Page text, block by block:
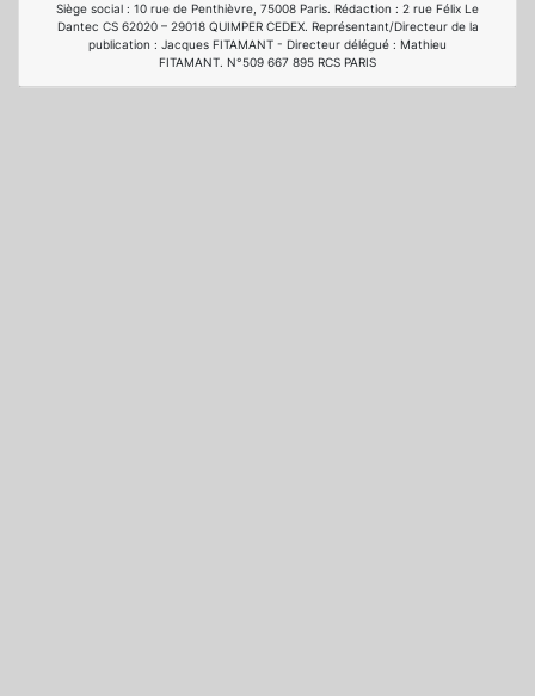
Siège social : 10 rue de Penthièvre, 75008 Paris. Rédaction : 2 rue Félix Le
Dantec CS 62020 – 29018 QUIMPER CEDEX. Représentant/Directeur de la
publication : Jacques FITAMANT - Directeur délégué : Mathieu
FITAMANT. N°509 667 895 RCS PARIS